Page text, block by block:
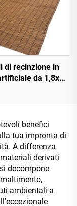
di recinzione in
da 1,8x10
benefici
tua impronta di
A differenza
derivati
decompone
ambientali a